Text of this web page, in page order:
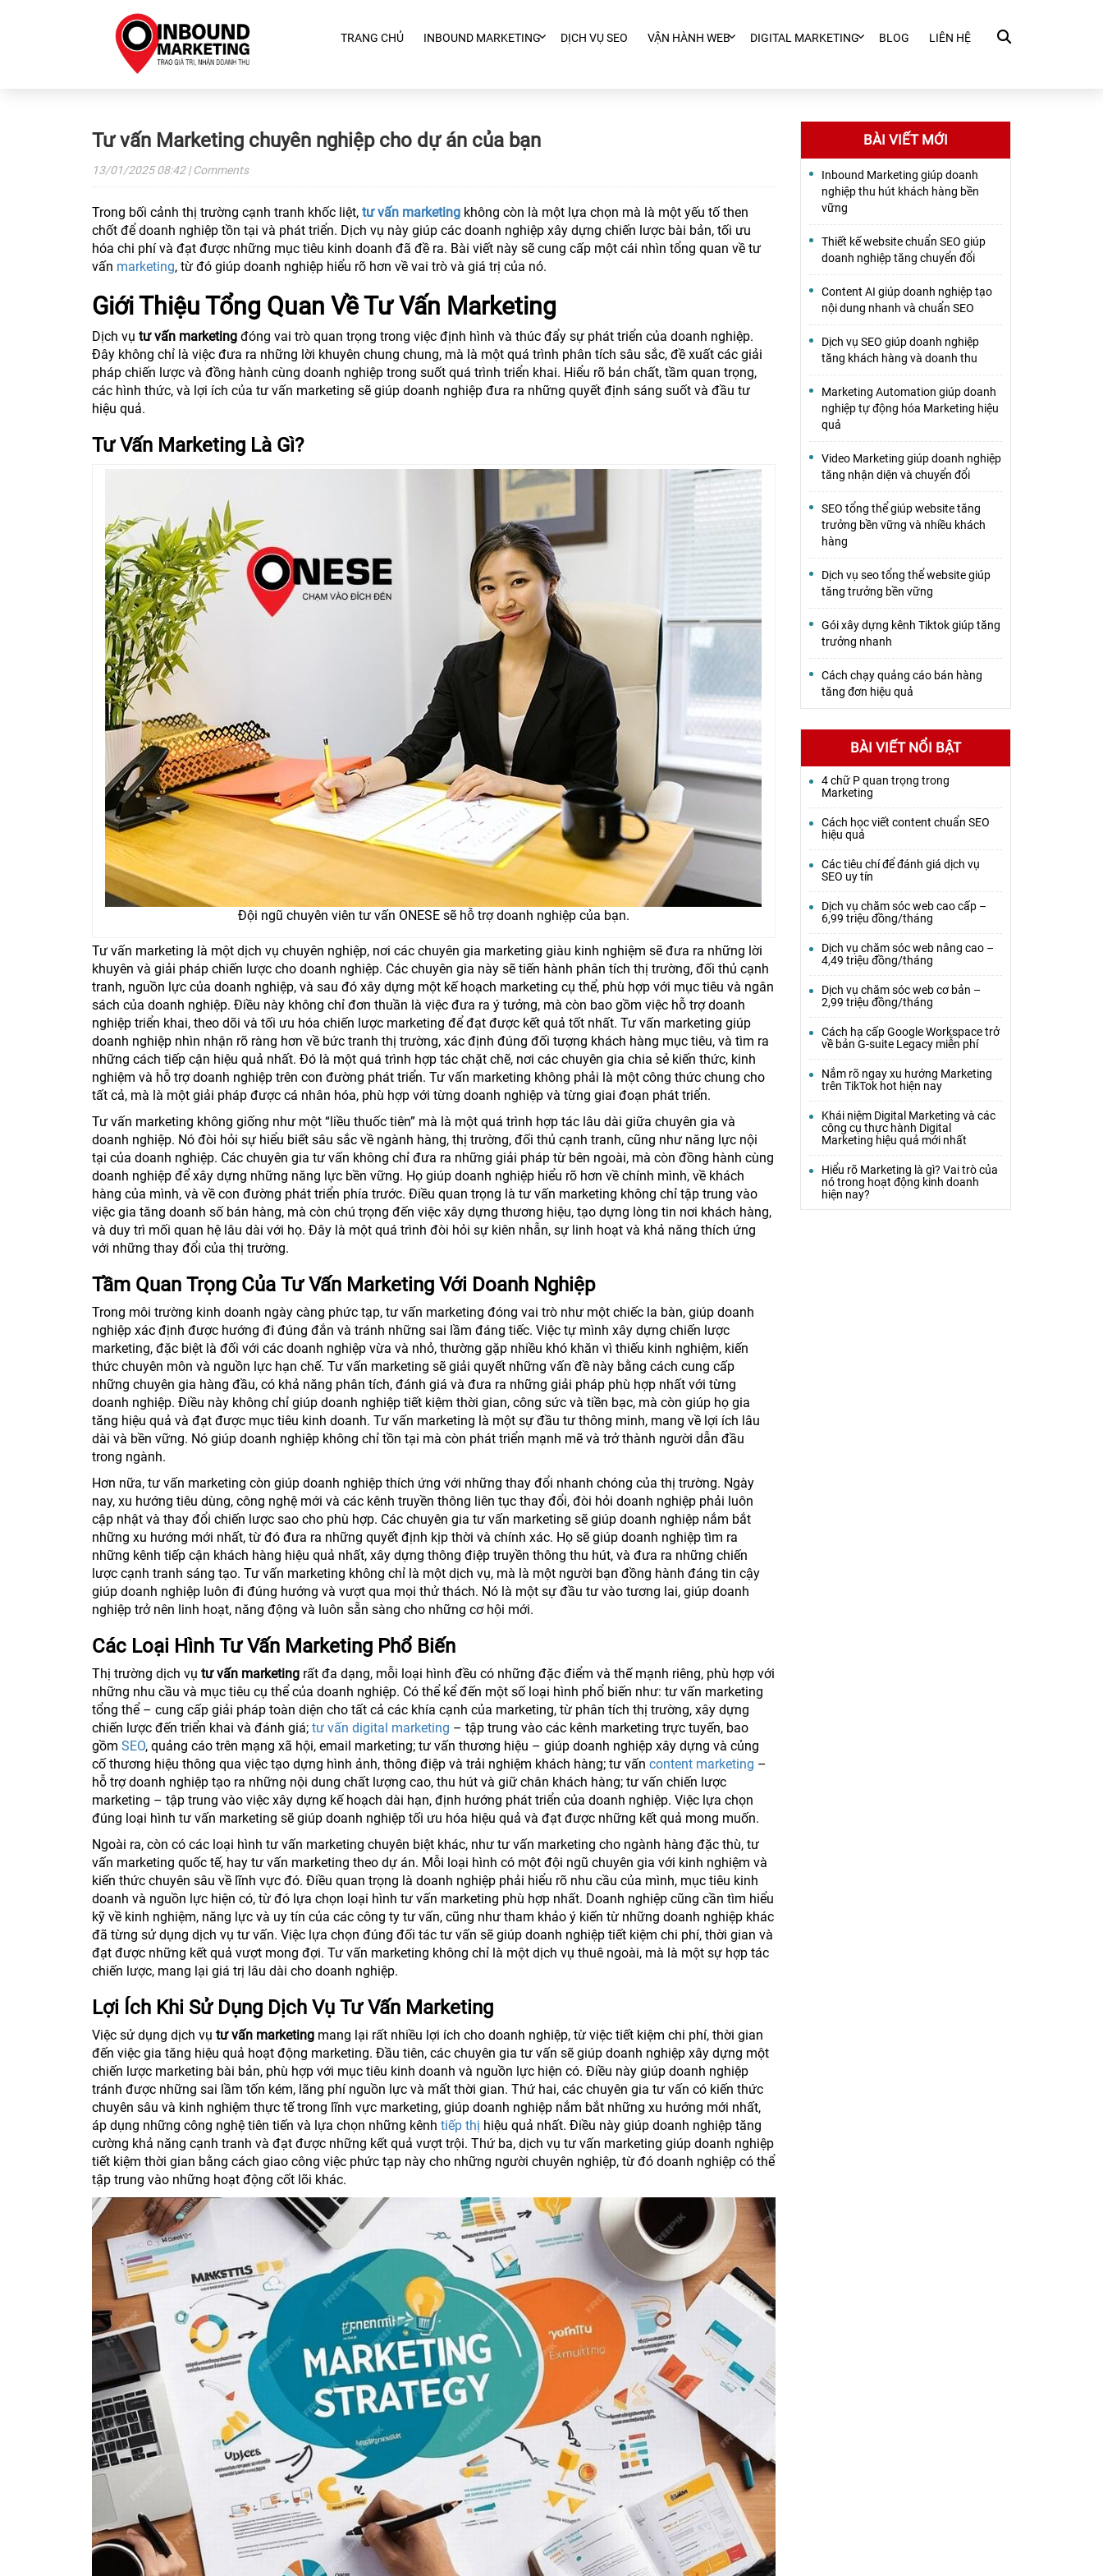
TRANG CHỦ INBOUND MARKETING DỊCH VỤ SEO VẬN HÀNH WEB DIGITAL MARKETING BLOG LIÊN HỆ
Tư vấn Marketing chuyên nghiệp cho dự án của bạn
13/01/202508:42| Comments
Trong bối cảnh thị trường cạnh tranh khốc liệt, tư vấn marketing không còn là một lựa chọn mà là một yếu tố then
chốt để doanh nghiệp tồn tại và phát triển. Dịch vụ này giúp các doanh nghiệp xây dựng chiến lược bài bản, tối ưu
hóa chi phí và đạt được những mục tiêu kinh doanh đã đề ra. Bài viết này sẽ cung cấp một cái nhìn tổng quan về tư
vấn marketing, từ đó giúp doanh nghiệp hiểu rõ hơn về vai trò và giá trị của nó.
Giới Thiệu Tổng Quan Về Tư Vấn Marketing
Dịch vụ tư vấn marketing đóng vai trò quan trọng trong việc định hình và thúc đẩy sự phát triển của doanh nghiệp.
Đây không chỉ là việc đưa ra những lời khuyên chung chung, mà là một quá trình phân tích sâu sắc, đề xuất các giải
pháp chiến lược và đồng hành cùng doanh nghiệp trong suốt quá trình triển khai. Hiểu rõ bản chất, tầm quan trọng,
các hình thức, và lợi ích của tư vấn marketing sẽ giúp doanh nghiệp đưa ra những quyết định sáng suốt và đầu tư
hiệu quả.
Tư Vấn Marketing Là Gì?
Đội ngũ chuyên viên tư vấn ONESE sẽ hỗ trợ doanh nghiệp của bạn.
Tư vấn marketing là một dịch vụ chuyên nghiệp, nơi các chuyên gia marketing giàu kinh nghiệm sẽ đưa ra những lời
khuyên và giải pháp chiến lược cho doanh nghiệp. Các chuyên gia này sẽ tiến hành phân tích thị trường, đối thủ cạnh
tranh, nguồn lực của doanh nghiệp, và sau đó xây dựng một kế hoạch marketing cụ thể, phù hợp với mục tiêu và ngân
sách của doanh nghiệp. Điều này không chỉ đơn thuần là việc đưa ra ý tưởng, mà còn bao gồm việc hỗ trợ doanh
nghiệp triển khai, theo dõi và tối ưu hóa chiến lược marketing để đạt được kết quả tốt nhất. Tư vấn marketing giúp
doanh nghiệp nhìn nhận rõ ràng hơn về bức tranh thị trường, xác định đúng đối tượng khách hàng mục tiêu, và tìm ra
những cách tiếp cận hiệu quả nhất. Đó là một quá trình hợp tác chặt chẽ, nơi các chuyên gia chia sẻ kiến thức, kinh
nghiệm và hỗ trợ doanh nghiệp trên con đường phát triển. Tư vấn marketing không phải là một công thức chung cho
tất cả, mà là một giải pháp được cá nhân hóa, phù hợp với từng doanh nghiệp và từng giai đoạn phát triển.
Tư vấn marketing không giống như một “liều thuốc tiên” mà là một quá trình hợp tác lâu dài giữa chuyên gia và
doanh nghiệp. Nó đòi hỏi sự hiểu biết sâu sắc về ngành hàng, thị trường, đối thủ cạnh tranh, cũng như năng lực nội
tại của doanh nghiệp. Các chuyên gia tư vấn không chỉ đưa ra những giải pháp từ bên ngoài, mà còn đồng hành cùng
doanh nghiệp để xây dựng những năng lực bền vững. Họ giúp doanh nghiệp hiểu rõ hơn về chính mình, về khách
hàng của mình, và về con đường phát triển phía trước. Điều quan trọng là tư vấn marketing không chỉ tập trung vào
việc gia tăng doanh số bán hàng, mà còn chú trọng đến việc xây dựng thương hiệu, tạo dựng lòng tin nơi khách hàng,
và duy trì mối quan hệ lâu dài với họ. Đây là một quá trình đòi hỏi sự kiên nhẫn, sự linh hoạt và khả năng thích ứng
với những thay đổi của thị trường.
Tầm Quan Trọng Của Tư Vấn Marketing Với Doanh Nghiệp
Trong môi trường kinh doanh ngày càng phức tạp, tư vấn marketing đóng vai trò như một chiếc la bàn, giúp doanh
nghiệp xác định được hướng đi đúng đắn và tránh những sai lầm đáng tiếc. Việc tự mình xây dựng chiến lược
marketing, đặc biệt là đối với các doanh nghiệp vừa và nhỏ, thường gặp nhiều khó khăn vì thiếu kinh nghiệm, kiến
thức chuyên môn và nguồn lực hạn chế. Tư vấn marketing sẽ giải quyết những vấn đề này bằng cách cung cấp
những chuyên gia hàng đầu, có khả năng phân tích, đánh giá và đưa ra những giải pháp phù hợp nhất với từng
doanh nghiệp. Điều này không chỉ giúp doanh nghiệp tiết kiệm thời gian, công sức và tiền bạc, mà còn giúp họ gia
tăng hiệu quả và đạt được mục tiêu kinh doanh. Tư vấn marketing là một sự đầu tư thông minh, mang về lợi ích lâu
dài và bền vững. Nó giúp doanh nghiệp không chỉ tồn tại mà còn phát triển mạnh mẽ và trở thành người dẫn đầu
trong ngành.
Hơn nữa, tư vấn marketing còn giúp doanh nghiệp thích ứng với những thay đổi nhanh chóng của thị trường. Ngày
nay, xu hướng tiêu dùng, công nghệ mới và các kênh truyền thông liên tục thay đổi, đòi hỏi doanh nghiệp phải luôn
cập nhật và thay đổi chiến lược sao cho phù hợp. Các chuyên gia tư vấn marketing sẽ giúp doanh nghiệp nắm bắt
những xu hướng mới nhất, từ đó đưa ra những quyết định kịp thời và chính xác. Họ sẽ giúp doanh nghiệp tìm ra
những kênh tiếp cận khách hàng hiệu quả nhất, xây dựng thông điệp truyền thông thu hút, và đưa ra những chiến
lược cạnh tranh sáng tạo. Tư vấn marketing không chỉ là một dịch vụ, mà là một người bạn đồng hành đáng tin cậy
giúp doanh nghiệp luôn đi đúng hướng và vượt qua mọi thử thách. Nó là một sự đầu tư vào tương lai, giúp doanh
nghiệp trở nên linh hoạt, năng động và luôn sẵn sàng cho những cơ hội mới.
Các Loại Hình Tư Vấn Marketing Phổ Biến
Thị trường dịch vụ tư vấn marketing rất đa dạng, mỗi loại hình đều có những đặc điểm và thế mạnh riêng, phù hợp với
những nhu cầu và mục tiêu cụ thể của doanh nghiệp. Có thể kể đến một số loại hình phổ biến như: tư vấn marketing
tổng thể – cung cấp giải pháp toàn diện cho tất cả các khía cạnh của marketing, từ phân tích thị trường, xây dựng
chiến lược đến triển khai và đánh giá; tư vấn digital marketing – tập trung vào các kênh marketing trực tuyến, bao
gồm SEO, quảng cáo trên mạng xã hội, email marketing; tư vấn thương hiệu – giúp doanh nghiệp xây dựng và củng
cố thương hiệu thông qua việc tạo dựng hình ảnh, thông điệp và trải nghiệm khách hàng; tư vấn content marketing –
hỗ trợ doanh nghiệp tạo ra những nội dung chất lượng cao, thu hút và giữ chân khách hàng; tư vấn chiến lược
marketing – tập trung vào việc xây dựng kế hoạch dài hạn, định hướng phát triển của doanh nghiệp. Việc lựa chọn
đúng loại hình tư vấn marketing sẽ giúp doanh nghiệp tối ưu hóa hiệu quả và đạt được những kết quả mong muốn.
Ngoài ra, còn có các loại hình tư vấn marketing chuyên biệt khác, như tư vấn marketing cho ngành hàng đặc thù, tư
vấn marketing quốc tế, hay tư vấn marketing theo dự án. Mỗi loại hình có một đội ngũ chuyên gia với kinh nghiệm và
kiến thức chuyên sâu về lĩnh vực đó. Điều quan trọng là doanh nghiệp phải hiểu rõ nhu cầu của mình, mục tiêu kinh
doanh và nguồn lực hiện có, từ đó lựa chọn loại hình tư vấn marketing phù hợp nhất. Doanh nghiệp cũng cần tìm hiểu
kỹ về kinh nghiệm, năng lực và uy tín của các công ty tư vấn, cũng như tham khảo ý kiến từ những doanh nghiệp khác
đã từng sử dụng dịch vụ tư vấn. Việc lựa chọn đúng đối tác tư vấn sẽ giúp doanh nghiệp tiết kiệm chi phí, thời gian và
đạt được những kết quả vượt mong đợi. Tư vấn marketing không chỉ là một dịch vụ thuê ngoài, mà là một sự hợp tác
chiến lược, mang lại giá trị lâu dài cho doanh nghiệp.
Lợi Ích Khi Sử Dụng Dịch Vụ Tư Vấn Marketing
Việc sử dụng dịch vụ tư vấn marketing mang lại rất nhiều lợi ích cho doanh nghiệp, từ việc tiết kiệm chi phí, thời gian
đến việc gia tăng hiệu quả hoạt động marketing. Đầu tiên, các chuyên gia tư vấn sẽ giúp doanh nghiệp xây dựng một
chiến lược marketing bài bản, phù hợp với mục tiêu kinh doanh và nguồn lực hiện có. Điều này giúp doanh nghiệp
tránh được những sai lầm tốn kém, lãng phí nguồn lực và mất thời gian. Thứ hai, các chuyên gia tư vấn có kiến thức
chuyên sâu và kinh nghiệm thực tế trong lĩnh vực marketing, giúp doanh nghiệp nắm bắt những xu hướng mới nhất,
áp dụng những công nghệ tiên tiến và lựa chọn những kênh tiếp thị hiệu quả nhất. Điều này giúp doanh nghiệp tăng
cường khả năng cạnh tranh và đạt được những kết quả vượt trội. Thứ ba, dịch vụ tư vấn marketing giúp doanh nghiệp
tiết kiệm thời gian bằng cách giao công việc phức tạp này cho những người chuyên nghiệp, từ đó doanh nghiệp có thể
tập trung vào những hoạt động cốt lõi khác.
BÀI VIẾT MỚI
Inbound Marketing giúp doanh
nghiệp thu hút khách hàng bền
vững
Thiết kế website chuẩn SEO giúp
doanh nghiệp tăng chuyển đổi
Content AI giúp doanh nghiệp tạo
nội dung nhanh và chuẩn SEO
Dịch vụ SEO giúp doanh nghiệp
tăng khách hàng và doanh thu
Marketing Automation giúp doanh
nghiệp tự động hóa Marketing hiệu
quả
Video Marketing giúp doanh nghiệp
tăng nhận diện và chuyển đổi
SEO tổng thể giúp website tăng
trưởng bền vững và nhiều khách
hàng
Dịch vụ seo tổng thể website giúp
tăng trưởng bền vững
Gói xây dựng kênh Tiktok giúp tăng
trưởng nhanh
Cách chạy quảng cáo bán hàng
tăng đơn hiệu quả
BÀI VIẾT NỔI BẬT
4 chữ P quan trọng trong
Marketing
Cách học viết content chuẩn SEO
hiệu quả
Các tiêu chí để đánh giá dịch vụ
SEO uy tín
Dịch vụ chăm sóc web cao cấp –
6,99 triệu đồng/tháng
Dịch vụ chăm sóc web nâng cao –
4,49 triệu đồng/tháng
Dịch vụ chăm sóc web cơ bản –
2,99 triệu đồng/tháng
Cách hạ cấp Google Workspace trở
về bản G-suite Legacy miễn phí
Nắm rõ ngay xu hướng Marketing
trên TikTok hot hiện nay
Khái niệm Digital Marketing và các
công cụ thực hành Digital
Marketing hiệu quả mới nhất
Hiểu rõ Marketing là gì? Vai trò của
nó trong hoạt động kinh doanh
hiện nay?